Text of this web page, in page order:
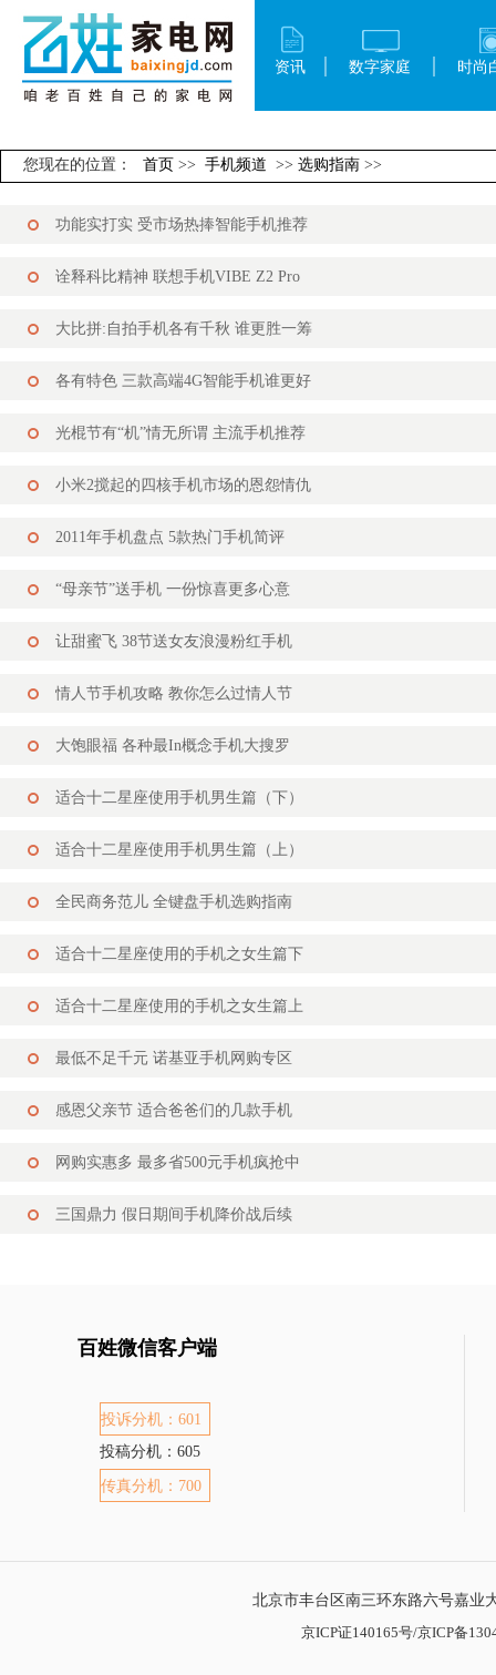
资讯 数字家庭 时尚
您现在的位置： 首页 >> 手机频道 >> 选购指南 >>
功能实打实 受市场热捧智能手机推荐
诠释科比精神 联想手机VIBE Z2 Pro
大比拼:自拍手机各有千秋 谁更胜一筹
各有特色 三款高端4G智能手机谁更好
光棍节有“机”情无所谓 主流手机推荐
小米2搅起的四核手机市场的恩怨情仇
2011年手机盘点 5款热门手机简评
“母亲节”送手机 一份惊喜更多心意
让甜蜜飞 38节送女友浪漫粉红手机
情人节手机攻略 教你怎么过情人节
大饱眼福 各种最In概念手机大搜罗
适合十二星座使用手机男生篇（下）
适合十二星座使用手机男生篇（上）
全民商务范儿 全键盘手机选购指南
适合十二星座使用的手机之女生篇下
适合十二星座使用的手机之女生篇上
最低不足千元 诺基亚手机网购专区
感恩父亲节 适合爸爸们的几款手机
网购实惠多 最多省500元手机疯抢中
三国鼎力 假日期间手机降价战后续
百姓微信客户端
投诉分机：601
投稿分机：605
传真分机：700
北京市丰台区南三环东路六号嘉业
京ICP证140165号/京ICP备